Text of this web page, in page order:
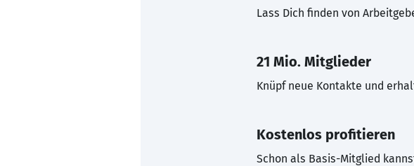
Lass Dich finden von
21 Mio. Mitglieder
Knüpf neue Kontakte und
Kostenlos profitieren
Schon als Basis-Mitglied